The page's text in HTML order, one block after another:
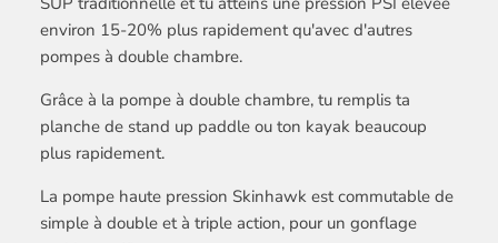
environ 15-20% plus rapidement qu'avec d'autres
pompes à double chambre.
Grâce à la pompe à double chambre, tu remplis ta
planche de stand up paddle ou ton kayak beaucoup
plus rapidement.
La pompe haute pression Skinhawk est commutable de
simple à double et à triple action, pour un gonflage